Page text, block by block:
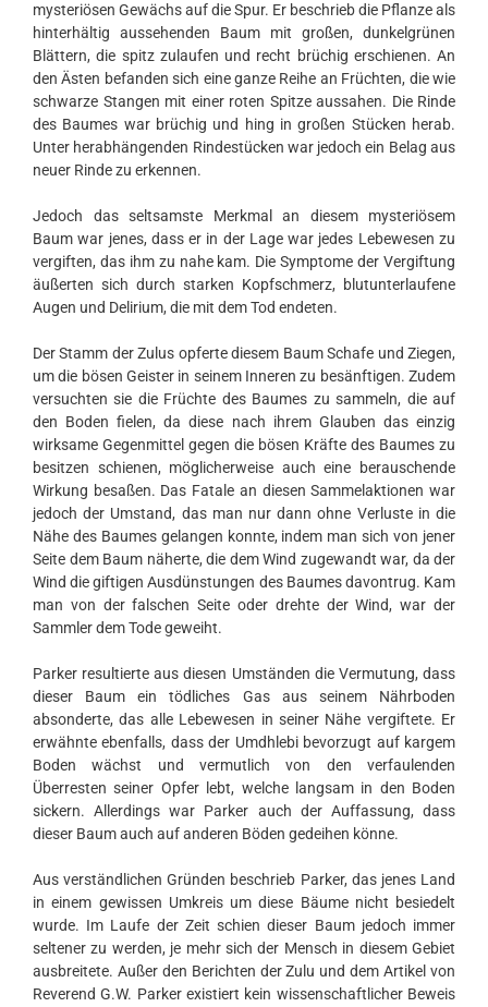
mysteriösen Gewächs auf die Spur. Er beschrieb die Pflanze als
hinterhältig aussehenden Baum mit großen, dunkelgrünen
Blättern, die spitz zulaufen und recht brüchig erschienen. An
den Ästen befanden sich eine ganze Reihe an Früchten, die wie
schwarze Stangen mit einer roten Spitze aussahen. Die Rinde
des Baumes war brüchig und hing in großen Stücken herab.
Unter herabhängenden Rindestücken war jedoch ein Belag aus
neuer Rinde zu erkennen.
Jedoch das seltsamste Merkmal an diesem mysteriösem
Baum war jenes, dass er in der Lage war jedes Lebewesen zu
vergiften, das ihm zu nahe kam. Die Symptome der Vergiftung
äußerten sich durch starken Kopfschmerz, blutunterlaufene
Augen und Delirium, die mit dem Tod endeten.
Der Stamm der Zulus opferte diesem Baum Schafe und Ziegen,
um die bösen Geister in seinem Inneren zu besänftigen. Zudem
versuchten sie die Früchte des Baumes zu sammeln, die auf
den Boden fielen, da diese nach ihrem Glauben das einzig
wirksame Gegenmittel gegen die bösen Kräfte des Baumes zu
besitzen schienen, möglicherweise auch eine berauschende
Wirkung besaßen. Das Fatale an diesen Sammelaktionen war
jedoch der Umstand, das man nur dann ohne Verluste in die
Nähe des Baumes gelangen konnte, indem man sich von jener
Seite dem Baum näherte, die dem Wind zugewandt war, da der
Wind die giftigen Ausdünstungen des Baumes davontrug. Kam
man von der falschen Seite oder drehte der Wind, war der
Sammler dem Tode geweiht.
Parker resultierte aus diesen Umständen die Vermutung, dass
dieser Baum ein tödliches Gas aus seinem Nährboden
absonderte, das alle Lebewesen in seiner Nähe vergiftete. Er
erwähnte ebenfalls, dass der Umdhlebi bevorzugt auf kargem
Boden wächst und vermutlich von den verfaulenden
Überresten seiner Opfer lebt, welche langsam in den Boden
sickern. Allerdings war Parker auch der Auffassung, dass
dieser Baum auch auf anderen Böden gedeihen könne.
Aus verständlichen Gründen beschrieb Parker, das jenes Land
in einem gewissen Umkreis um diese Bäume nicht besiedelt
wurde. Im Laufe der Zeit schien dieser Baum jedoch immer
seltener zu werden, je mehr sich der Mensch in diesem Gebiet
ausbreitete. Außer den Berichten der Zulu und dem Artikel von
Reverend G.W. Parker existiert kein wissenschaftlicher Beweis